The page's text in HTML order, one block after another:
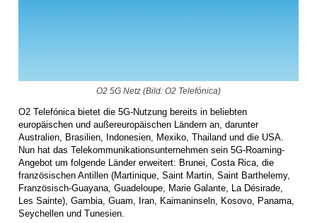
O2 5G Netz (Bild: O2 Telefónica)
O2 Telefónica bietet die 5G-Nutzung bereits in beliebten
europäischen und außereuropäischen Ländern an, darunter
Australien, Brasilien, Indonesien, Mexiko, Thailand und die USA.
Nun hat das Telekommunikationsunternehmen sein 5G-Roaming-
Angebot um folgende Länder erweitert: Brunei, Costa Rica, die
französischen Antillen (Martinique, Saint Martin, Saint Barthelemy,
Französisch-Guayana, Guadeloupe, Marie Galante, La Désirade,
Les Sainte), Gambia, Guam, Iran, Kaimaninseln, Kosovo, Panama,
Seychellen und Tunesien.